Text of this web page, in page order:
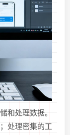
和处理数据。
处理密集的工